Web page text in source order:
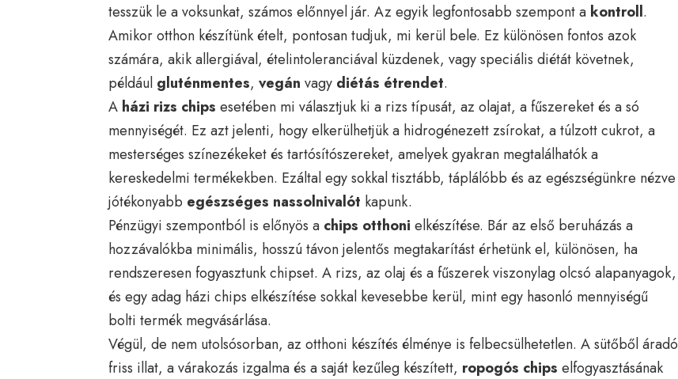
tesszük le a voksunkat, számos előnnyel jár. Az egyik legfontosabb szempont a kontroll.
Amikor otthon készítünk ételt, pontosan tudjuk, mi kerül bele. Ez különösen fontos azok
számára, akik allergiával, ételintoleranciával küzdenek, vagy speciális diétát követnek,
például gluténmentes, vegán vagy diétás étrendet.
A házi rizs chips esetében mi választjuk ki a rizs típusát, az olajat, a fűszereket és a só
mennyiségét. Ez azt jelenti, hogy elkerülhetjük a hidrogénezett zsírokat, a túlzott cukrot, a
mesterséges színezékeket és tartósítószereket, amelyek gyakran megtalálhatók a
kereskedelmi termékekben. Ezáltal egy sokkal tisztább, táplálóbb és az egészségünkre nézve
jótékonyabb egészséges nassolnivalót kapunk.
Pénzügyi szempontból is előnyös a chips otthoni elkészítése. Bár az első beruházás a
hozzávalókba minimális, hosszú távon jelentős megtakarítást érhetünk el, különösen, ha
rendszeresen fogyasztunk chipset. A rizs, az olaj és a fűszerek viszonylag olcsó alapanyagok,
és egy adag házi chips elkészítése sokkal kevesebbe kerül, mint egy hasonló mennyiségű
bolti termék megvásárlása.
Végül, de nem utolsósorban, az otthoni készítés élménye is felbecsülhetetlen. A sütőből áradó
friss illat, a várakozás izgalma és a saját kezűleg készített, ropogós chips elfogyasztásának